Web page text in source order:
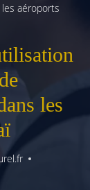
aéroports
les